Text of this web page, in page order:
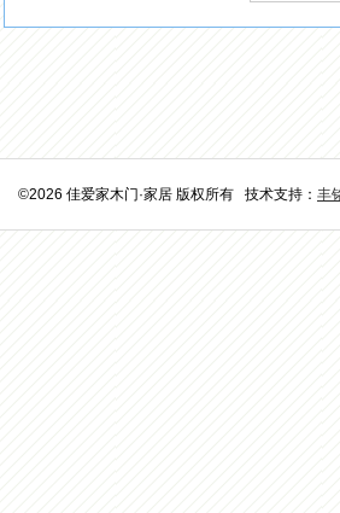
©2026 佳爱家木门·家居 版权所有 技术支持： 丰